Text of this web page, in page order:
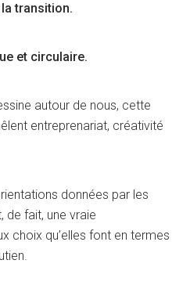
transition.
et circulaire.
autour de nous, cette
entreprenariat, créativité
données par les
de fait, une vraie
choix qu’elles font en termes